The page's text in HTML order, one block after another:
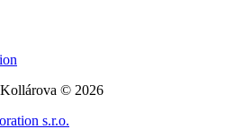
© 2026
s.r.o.